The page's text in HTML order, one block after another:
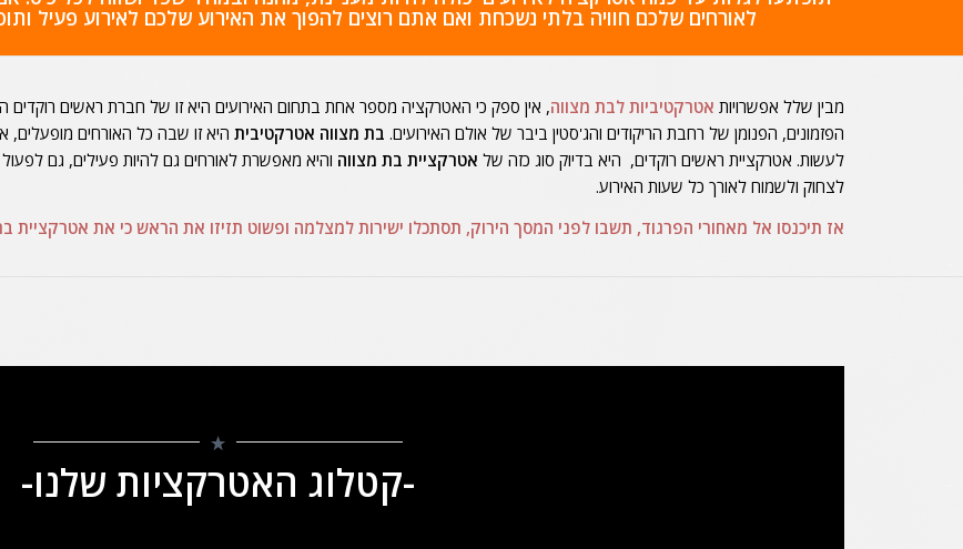
לאורחים שלכם חוויה בלתי נשכחת ואם אתם רוצים להפוך את האירוע שלכם לאירוע פעיל
מבין שלל אפשרויות אטרקטיביות לבת מצווה, אין ספק כי האטרקציה מספר אחת בתחום האירועים היא זו של חברת ראשים רוקדים
הפזמונים, הפנומן של רחבת הריקודים והג'סטין ביבר של אולם האירועים. בת מצווה אטרקטיבית היא זו שבה כל האורחים מופעלים,
לעשות. אטרקציית ראשים רוקדים, היא בדיוק סוג כזה של אטרקציית בת מצווה והיא מאפשרת לאורחים גם להיות פעילים, גם
לצחוק ולשמוח לאורך כל שעות האירוע.
אז תיכנסו אל מאחורי הפרגוד, תשבו לפני המסך הירוק, תסתכלו ישירות למצלמה ופשוט תזיזו את הראש כי את אטרקציית
-קטלוג האטרקציות שלנו-